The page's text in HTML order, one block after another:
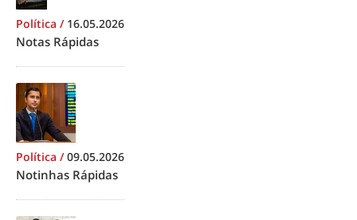
Política / 16.05.2026
Notas Rápidas
Política /09.05.2026
Notinhas Rápidas